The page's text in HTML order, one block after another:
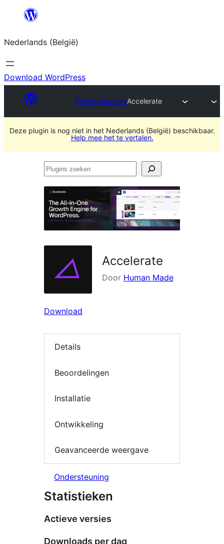
Spring
de
inhoud
Nederlands (België)
Download WordPress
Plugin DirectoryAccelerate
Deze plugin is nog niet in het Nederlands (België) beschikbaar.
Help mee het te vertalen.
Plugins
Accelerate
Door Human Made
Download
Details
Beoordelingen
Installatie
Ontwikkeling
Geavanceerde weergave
Ondersteuning
Statistieken
Actieve versies
Downloads per dag